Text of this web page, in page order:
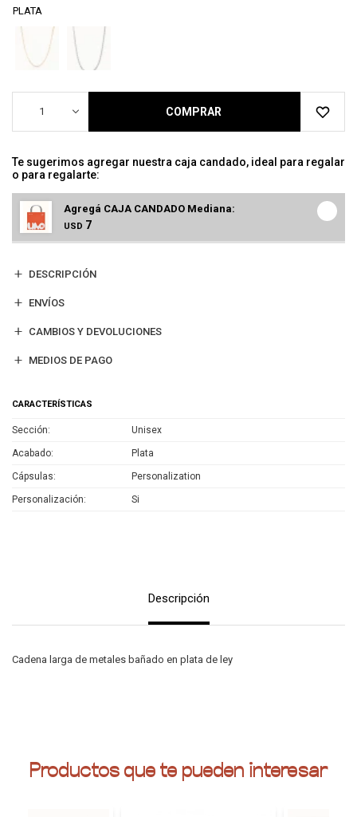
PLATA
1 COMPRAR
Te sugerimos agregar nuestra caja candado, ideal para regalar
o para regalarte:
Agregá CAJA CANDADO Mediana:
USD 7
DESCRIPCIÓN
ENVÍOS
CAMBIOS Y DEVOLUCIONES
MEDIOS DE PAGO
CARACTERÍSTICAS
Sección Unisex
Acabado Plata
Cápsulas Personalization
Personalización Si
Descripción
Cadena larga de metales bañado en plata de ley
Productos que te pueden interesar